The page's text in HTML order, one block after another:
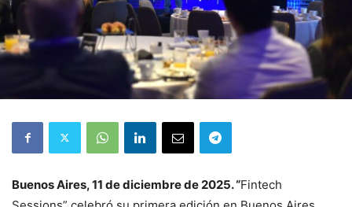
Buenos Aires, 11 de diciembre de 2025. “Fintech